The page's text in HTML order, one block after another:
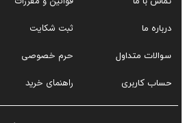
درباره ما
سوالات متداول
حساب کاربری
ثبت شکایت
حرم خصوصی
راهنمای خرید